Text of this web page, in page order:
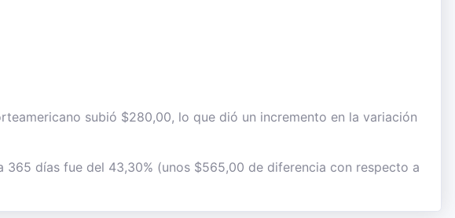
subió $280,00, lo que dió un incremento en la variación
365 días fue del 43,30% (unos $565,00 de diferencia con respecto a